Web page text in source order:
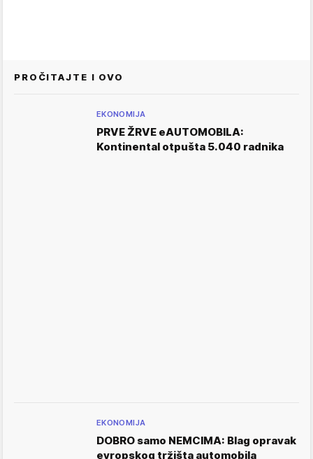
PROČITAJTE I OVO
EKONOMIJA
PRVE ŽRVE eAUTOMOBILA:
Kontinental otpušta 5.040 radnika
EKONOMIJA
DOBRO samo NEMCIMA: Blag opravak
evropskog tržišta automobila